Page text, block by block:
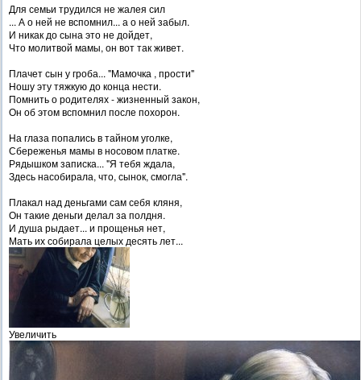
Для семьи трудился не жалея сил
... А о ней не вспомнил... а о ней забыл.
И никак до сына это не дойдет,
Что молитвой мамы, он вот так живет.
Плачет сын у гроба... "Мамочка , прости"
Ношу эту тяжкую до конца нести.
Помнить о родителях - жизненный закон,
Он об этом вспомнил после похорон.
На глаза попались в тайном уголке,
Сбереженья мамы в носовом платке.
Рядышком записка... "Я тебя ждала,
Здесь насобирала, что, сынок, смогла".
Плакал над деньгами сам себя кляня,
Он такие деньги делал за полдня.
И душа рыдает... и прощенья нет,
Мать их собирала целых десять лет...
Увеличить